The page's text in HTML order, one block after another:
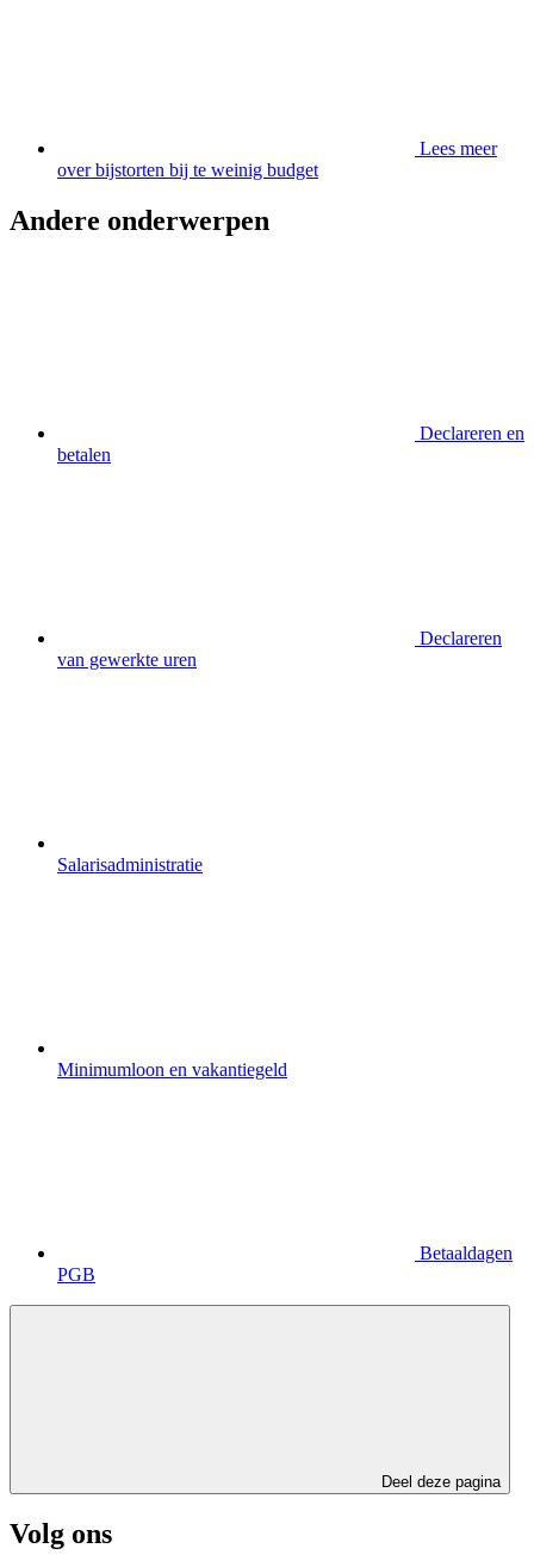
Lees meer
over bijstorten bij te weinig budget
Andere onderwerpen
Declareren en
betalen
Declareren
van gewerkte uren
Salarisadministratie
Minimumloon en vakantiegeld
Betaaldagen
PGB
Deel deze pagina
Volg ons